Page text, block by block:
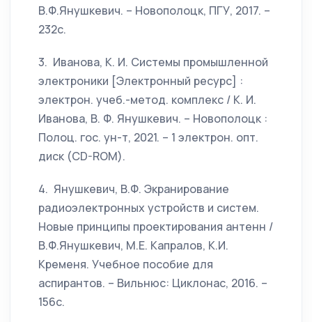
В.Ф.Янушкевич. – Новополоцк, ПГУ, 2017. –
232c.
3. Иванова, К. И. Системы промышленной
электроники [Электронный ресурс] :
электрон. учеб.-метод. комплекс / К. И.
Иванова, В. Ф. Янушкевич. – Новополоцк :
Полоц. гос. ун-т, 2021. – 1 электрон. опт.
диск (CD-ROM).
4. Янушкевич, В.Ф. Экранирование
радиоэлектронных устройств и систем.
Новые принципы проектирования антенн /
В.Ф.Янушкевич, М.Е. Капралов, К.И.
Кременя. Учебное пособие для
аспирантов. – Вильнюс: Циклонас, 2016. –
156c.